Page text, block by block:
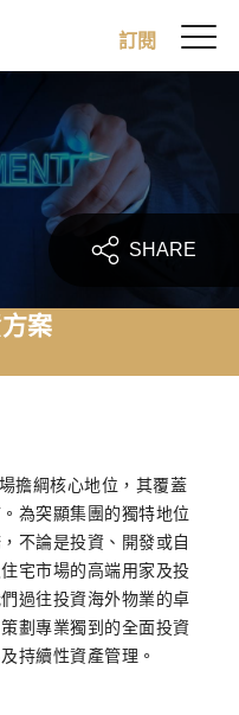
訂閱
SHARE
案
擔綱核心地位，其覆蓋
為突顯集團的獨特地位
不論是投資、開發或自
宅市場的高端用家及投
過往投資海外物業的卓
劃專業獨到的全面投資
持續性資產管理。